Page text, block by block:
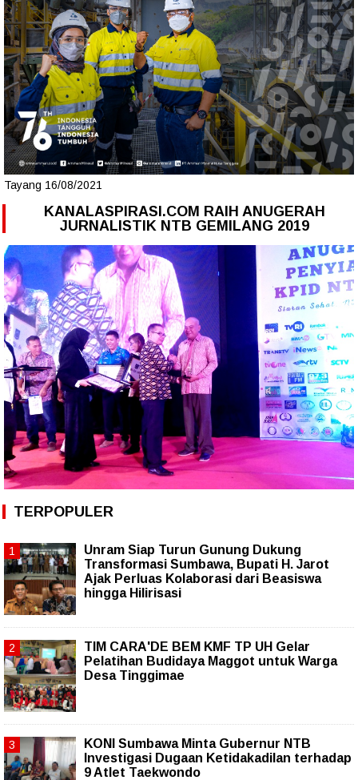
Tayang 16/08/2021
KANALASPIRASI.COM RAIH ANUGERAH
JURNALISTIK NTB GEMILANG 2019
TERPOPULER
Unram Siap Turun Gunung Dukung
Transformasi Sumbawa, Bupati H. Jarot
Ajak Perluas Kolaborasi dari Beasiswa
hingga Hilirisasi
TIM CARA'DE BEM KMF TP UH Gelar
Pelatihan Budidaya Maggot untuk Warga
Desa Tinggimae
KONI Sumbawa Minta Gubernur NTB
Investigasi Dugaan Ketidakadilan terhadap
9 Atlet Taekwondo